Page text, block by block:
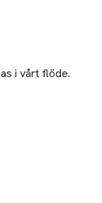
i vårt flöde.